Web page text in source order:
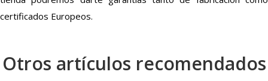
certificados Europeos.
Otros artículos recomendados